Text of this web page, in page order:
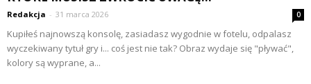
Redakcja - 31 marca 2026 0
Kupiłeś najnowszą konsolę, zasiadasz wygodnie w fotelu, odpalasz
wyczekiwany tytuł gry i... coś jest nie tak? Obraz wydaje się "pływać",
kolory są wyprane, a...